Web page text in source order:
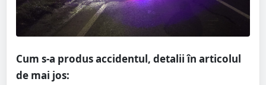
Cum s-a produs accidentul, detalii în articolul
de mai jos: